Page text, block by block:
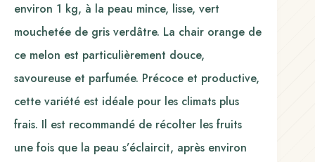
environ 1 kg, à la peau mince, lisse, vert
mouchetée de gris verdâtre. La chair orange de
ce melon est particulièrement douce,
savoureuse et parfumée. Précoce et productive,
cette variété est idéale pour les climats plus
frais. Il est recommandé de récolter les fruits
une fois que la peau s’éclaircit, après environ